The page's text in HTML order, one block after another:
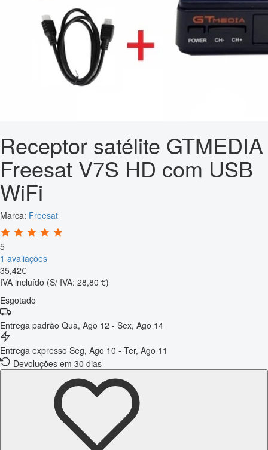
Receptor satélite GTMEDIA
Freesat V7S HD com USB
WiFi
Marca: Freesat
5
1 avaliações
35,42€
IVA incluído (S/ IVA: 28,80 €)
Esgotado
Entrega padrão Qua, Ago 12 - Sex, Ago 14
Entrega expresso Seg, Ago 10 - Ter, Ago 11
Devoluções em 30 dias